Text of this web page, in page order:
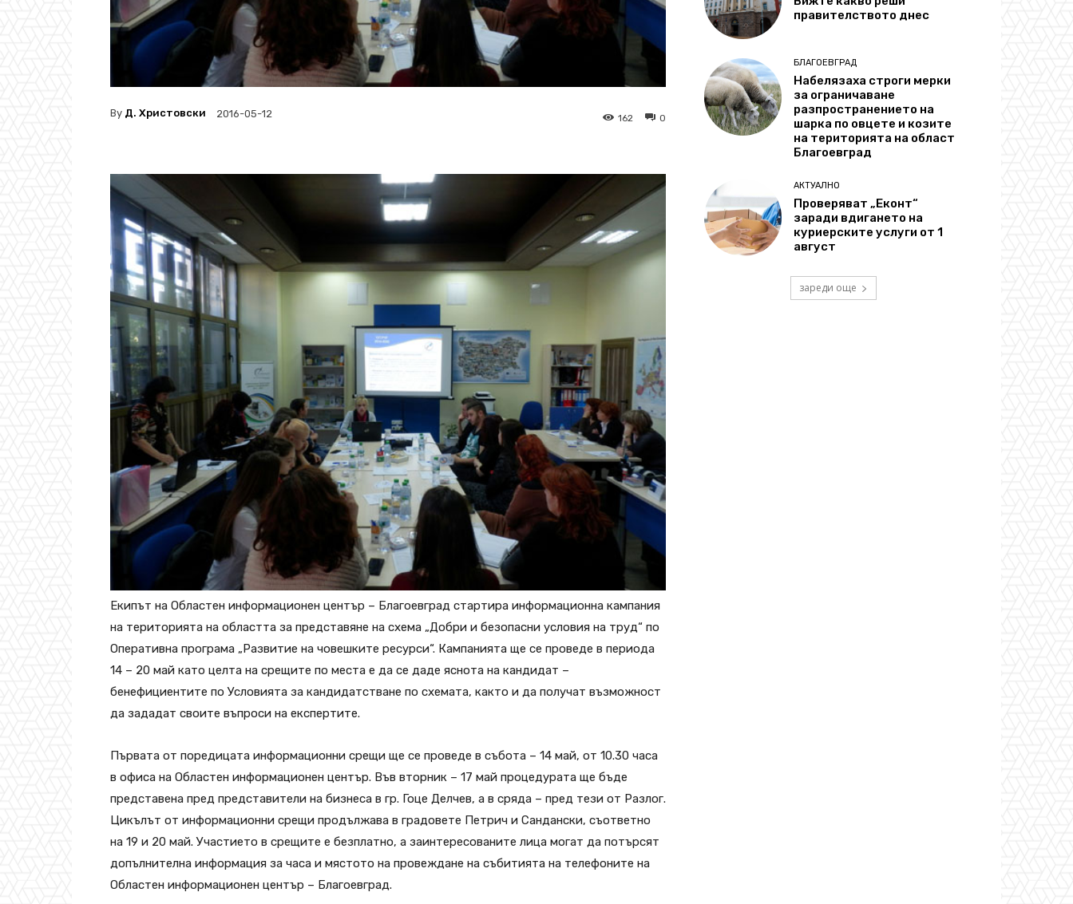
By Д. Христовски 2016-05-12 0
162
Екипът на Областен информационен център – Благоевград стартира информационна кампания
на територията на областта за представяне на схема „Добри и безопасни условия на труд“ по
Оперативна програма „Развитие на човешките ресурси“. Кампанията ще се проведе в периода
14 – 20 май като целта на срещите по места е да се даде яснота на кандидат –
бенефициентите по Условията за кандидатстване по схемата, както и да получат възможност
да зададат своите въпроси на експертите.
Първата от поредицата информационни срещи ще се проведе в събота – 14 май, от 10.30 часа
в офиса на Областен информационен център. Във вторник – 17 май процедурата ще бъде
представена пред представители на бизнеса в гр. Гоце Делчев, а в сряда – пред тези от Разлог.
Цикълът от информационни срещи продължава в градовете Петрич и Сандански, съответно
на 19 и 20 май. Участието в срещите е безплатно, а заинтересованите лица могат да потърсят
допълнителна информация за часа и мястото на провеждане на събитията на телефоните на
Областен информационен център – Благоевград.
правителството днес
БЛАГОЕВГРАД
Набелязаха строги мерки
за ограничаване
разпространението на
шарка по овцете и козите
на територията на област
Благоевград
АКТУАЛНО
Проверяват „Еконт“
заради вдигането на
куриерските услуги от 1
август
зареди още